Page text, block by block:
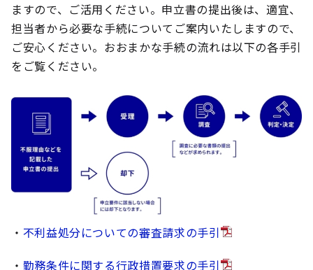
ますので、ご活用ください。申立書の提出後は、適宜、
担当者から必要な手続についてご案内いたしますので、
ご安心ください。おおまかな手続の流れは以下の各手引
をご覧ください。
・ 不利益処分についての審査請求の手引
・ 勤務条件に関する行政措置要求の手引